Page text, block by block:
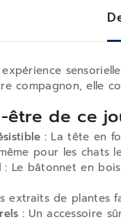
compagnon, elle
être de ce
: La tête en
pour les chats
: Le bâtonnet en
extraits de plantes
: Un accessoire